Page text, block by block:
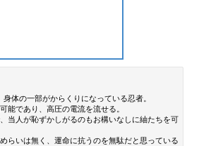
体の一部がからくりになっている忍者。
能であり、高圧の電流を流せる。
当人が恥ずかしがるのもお構いなしに紬たちを可
らいは無く、運命に抗うのを無駄だと思っている